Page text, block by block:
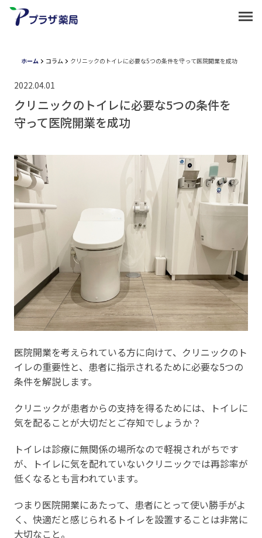
ホーム コラム クリニックのトイレに必要な5つの条件を守って医院開業を成功
2022.04.01
クリニックのトイレに必要な5つの条件を
守って医院開業を成功
医院開業を考えられている方に向けて、クリニックのト
イレの重要性と、患者に指示されるために必要な5つの
条件を解説します。
クリニックが患者からの支持を得るためには、トイレに
気を配ることが大切だとご存知でしょうか？
トイレは診療に無関係の場所なので軽視されがちです
が、トイレに気を配れていないクリニックでは再診率が
低くなるとも言われています。
つまり医院開業にあたって、患者にとって使い勝手がよ
く、快適だと感じられるトイレを設置することは非常に
大切なこと。